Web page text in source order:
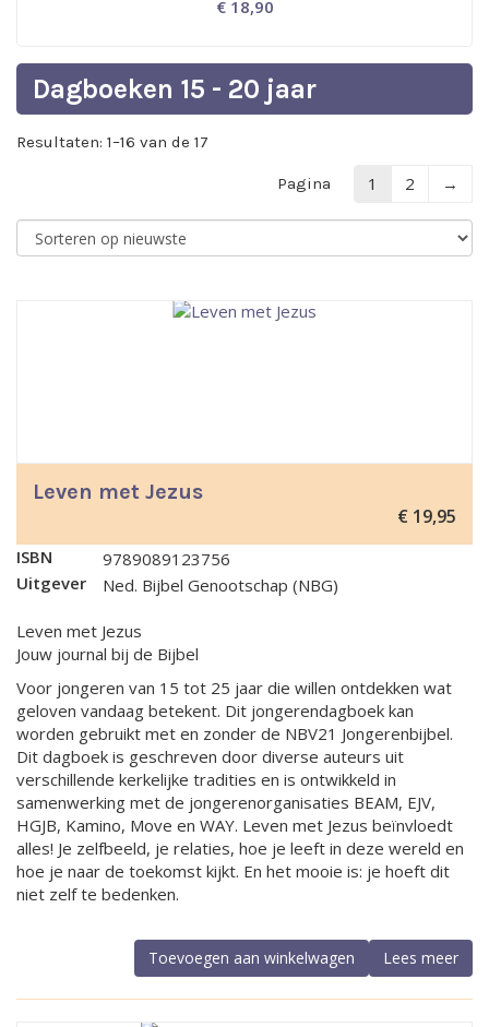
€18,90
Dagboeken 15 - 20 jaar
Resultaten: 1–16 van de 17
Pagina 1 2 →
Leven met Jezus
€ 19,95
ISBN
9789089123756
Uitgever
Ned. Bijbel Genootschap (NBG)
Leven met Jezus
Jouw journal bij de Bijbel
Voor jongeren van 15 tot 25 jaar die willen ontdekken wat
geloven vandaag betekent. Dit jongerendagboek kan
worden gebruikt met en zonder de NBV21 Jongerenbijbel.
Dit dagboek is geschreven door diverse auteurs uit
verschillende kerkelijke tradities en is ontwikkeld in
samenwerking met de jongerenorganisaties BEAM, EJV,
HGJB, Kamino, Move en WAY. Leven met Jezus beïnvloedt
alles! Je zelfbeeld, je relaties, hoe je leeft in deze wereld en
hoe je naar de toekomst kijkt. En het mooie is: je hoeft dit
niet zelf te bedenken.
Lees meer
Toevoegen aan winkelwagen